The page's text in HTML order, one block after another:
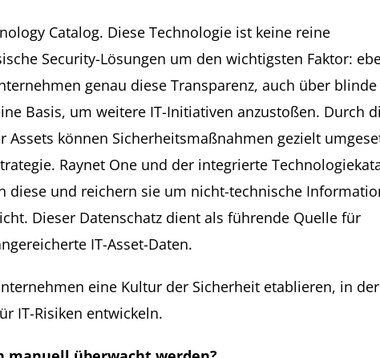
Catalog. Diese Technologie ist keine reine
Security-Lösungen um den wichtigsten Faktor:
genau diese Transparenz, auch über blinde
Basis, um weitere IT-Initiativen anzustoßen. Durch
können Sicherheitsmaßnahmen gezielt
Raynet One und der integrierte
und reichern sie um nicht-technische
Dieser Datenschatz dient als führende Quelle für
IT-Asset-Daten.
eine Kultur der Sicherheit etablieren, in
IT-Risiken entwickeln.